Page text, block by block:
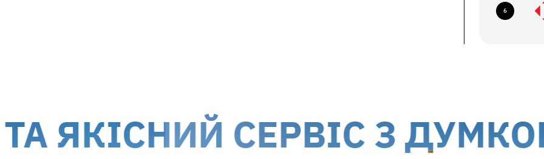
Наші дані для відправки
Вкладіть в посилку необхідну
6
СЕРВІС З ДУМКОЮ